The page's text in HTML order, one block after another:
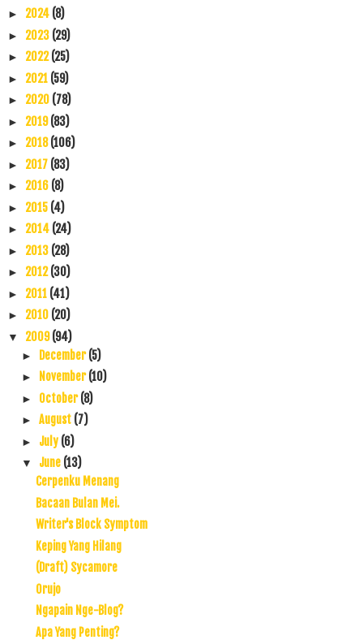
► 2024 (8)
► 2023 (29)
► 2022(25)
► 2021 (59)
► 2020 (78)
► 2019(83)
► 2018(106)
► 2017 (83)
► 2016 (8)
► 2015 (4)
► 2014 (24)
► 2013 (28)
► 2012(30)
► 2011 (41)
► 2010 (20)
▼ 2009(94)
► December(5)
► November(10)
► October(8)
► August (7)
► July (6)
▼ June (13)
Cerpenku Menang
Bacaan Bulan Mei.
Writer's Block Symptom
Keping Yang Hilang
(Draft) Sycamore
Orujo
Ngapain Nge-Blog?
Apa Yang Penting?